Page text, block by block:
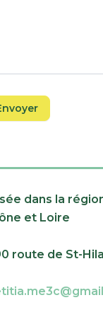
dans la
et Loire
route de St-